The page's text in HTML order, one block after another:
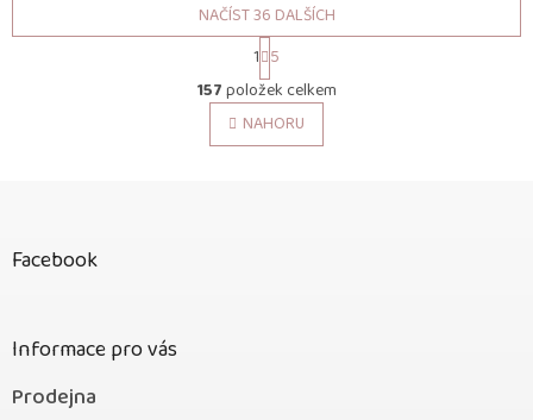
O
v
l
á
NAČÍST 36 DALŠÍCH
S
t
r
á
n
k
1 5
157položek celkem
NAHORU
Facebook
Informace pro vás
Prodejna